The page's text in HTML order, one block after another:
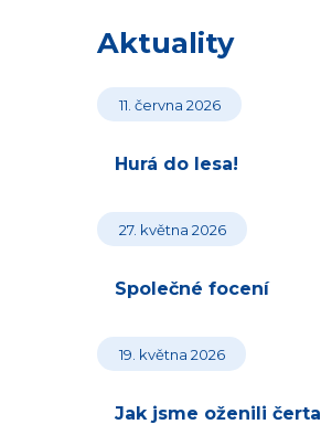
Aktuality
11. června 2026
Hurá do lesa!
27. května 2026
Společné focení
19. května 2026
Jak jsme oženili čerta